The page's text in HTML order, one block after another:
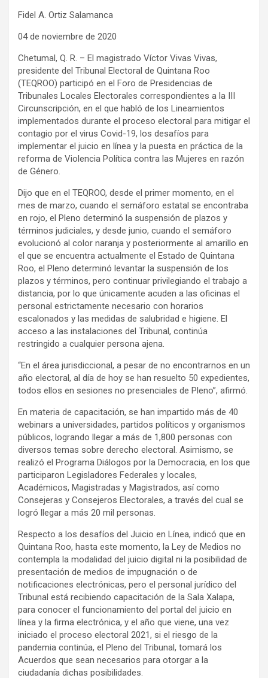
Fidel A. Ortiz Salamanca
04 de noviembre de 2020
Chetumal, Q. R. – El magistrado Víctor Vivas Vivas,
presidente del Tribunal Electoral de Quintana Roo
(TEQROO) participó en el Foro de Presidencias de
Tribunales Locales Electorales correspondientes a la III
Circunscripción, en el que habló de los Lineamientos
implementados durante el proceso electoral para mitigar el
contagio por el virus Covid-19, los desafíos para
implementar el juicio en línea y la puesta en práctica de la
reforma de Violencia Política contra las Mujeres en razón
de Género.
Dijo que en el TEQROO, desde el primer momento, en el
mes de marzo, cuando el semáforo estatal se encontraba
en rojo, el Pleno determinó la suspensión de plazos y
términos judiciales, y desde junio, cuando el semáforo
evolucionó al color naranja y posteriormente al amarillo en
el que se encuentra actualmente el Estado de Quintana
Roo, el Pleno determinó levantar la suspensión de los
plazos y términos, pero continuar privilegiando el trabajo a
distancia, por lo que únicamente acuden a las oficinas el
personal estrictamente necesario con horarios
escalonados y las medidas de salubridad e higiene. El
acceso a las instalaciones del Tribunal, continúa
restringido a cualquier persona ajena.
“En el área jurisdiccional, a pesar de no encontrarnos en un
año electoral, al día de hoy se han resuelto 50 expedientes,
todos ellos en sesiones no presenciales de Pleno”, afirmó.
En materia de capacitación, se han impartido más de 40
webinars a universidades, partidos políticos y organismos
públicos, logrando llegar a más de 1,800 personas con
diversos temas sobre derecho electoral. Asimismo, se
realizó el Programa Diálogos por la Democracia, en los que
participaron Legisladores Federales y locales,
Académicos, Magistradas y Magistrados, así como
Consejeras y Consejeros Electorales, a través del cual se
logró llegar a más 20 mil personas.
Respecto a los desafíos del Juicio en Línea, indicó que en
Quintana Roo, hasta este momento, la Ley de Medios no
contempla la modalidad del juicio digital ni la posibilidad de
presentación de medios de impugnación o de
notificaciones electrónicas, pero el personal jurídico del
Tribunal está recibiendo capacitación de la Sala Xalapa,
para conocer el funcionamiento del portal del juicio en
línea y la firma electrónica, y el año que viene, una vez
iniciado el proceso electoral 2021, si el riesgo de la
pandemia continúa, el Pleno del Tribunal, tomará los
Acuerdos que sean necesarios para otorgar a la
ciudadanía dichas posibilidades.